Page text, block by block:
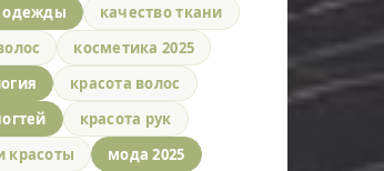
одежды
качество ткани
косметика 2025
красота волос
красота рук
красоты
мода 2025